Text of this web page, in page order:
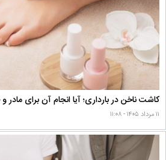
کاشت ناخن در بارداری؛ آیا انجام آن برای مادر
۱۱ مرداد ۱۴۰۵ - ۱۱:۰۸